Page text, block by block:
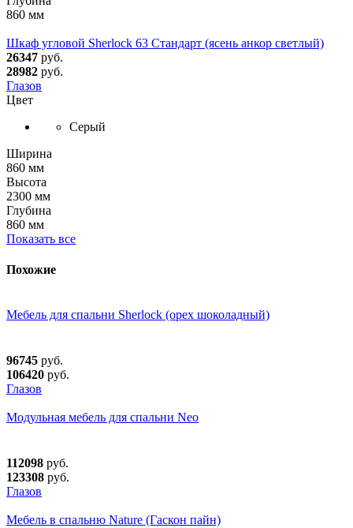
860 мм
Шкаф угловой Sherlock 63 Стандарт (ясень анкор светлый)
26347 руб.
28982 руб.
Глазов
Цвет
Серый
Ширина
860 мм
Высота
2300 мм
Глубина
860 мм
Показать все
Похожие
Мебель для спальни Sherlock (орех шоколадный)
96745 руб.
106420 руб.
Глазов
Модульная мебель для спальни Neo
112098 руб.
123308 руб.
Глазов
Мебель в спальню Nature (Гаскон пайн)